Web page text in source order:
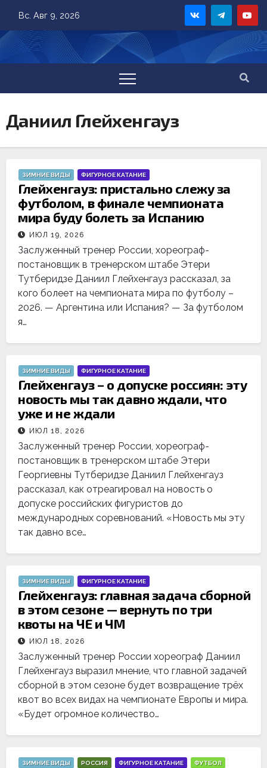
content
Вс. Авг 9, 2026
Даниил Глейхенгауз
ЗИМНИЕ ВИДЫ ФИГУРНОЕ КАТАНИЕ
Глейхенгауз: пристально слежу за
футболом, в финале чемпионата
мира буду болеть за Испанию
ИЮЛ 19, 2026
Заслуженный тренер России, хореограф-
постановщик в тренерском штабе Этери
Тутберидзе Даниил Глейхенгауз рассказал, за
кого болеет на чемпионата мира по футболу –
2026. — Аргентина или Испания? — За футболом
я…
ЗИМНИЕ ВИДЫ ФИГУРНОЕ КАТАНИЕ
Глейхенгауз – о допуске россиян: эту
новость мы так давно ждали, что
уже и не ждали
ИЮЛ 18, 2026
Заслуженный тренер России, хореограф-
постановщик в тренерском штабе Этери
Георгиевны Тутберидзе Даниил Глейхенгауз
рассказал, как отреагировал на новость о
допуске российских фигуристов до
международных соревнований. «Новость мы эту
так давно все…
ЗИМНИЕ ВИДЫ ФИГУРНОЕ КАТАНИЕ
Глейхенгауз: главная задача сборной
в этом сезоне — вернуть по три
квоты на ЧЕ и ЧМ
ИЮЛ 18, 2026
Заслуженный тренер России хореограф Даниил
Глейхенгауз выразил мнение, что главной задачей
сборной в этом сезоне будет возвращение трёх
квот во всех видах на чемпионате Европы и мира.
«Будет огромное количество…
ЗИМНИЕ ВИДЫ РОССИЯ ФИГУРНОЕ КАТАНИЕ ФУТБОЛ